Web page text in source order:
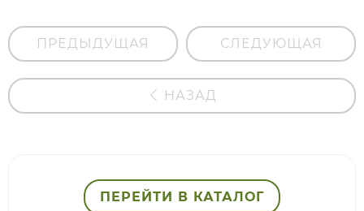
ПРЕДЫДУЩАЯ СЛЕДУЮЩАЯ
НАЗАД
ПЕРЕЙТИ В КАТАЛОГ